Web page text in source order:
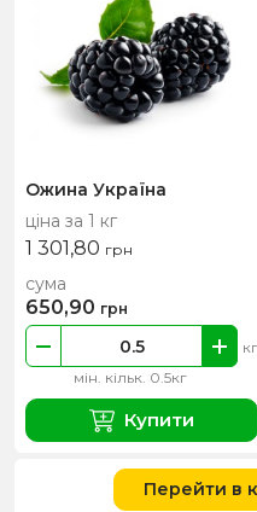
Ожина Україна
ціна за 1 кг
1 301,80 грн
мін. кільк. 0.5кг
кг
сума
650,90 грн
Купити
Перейти в